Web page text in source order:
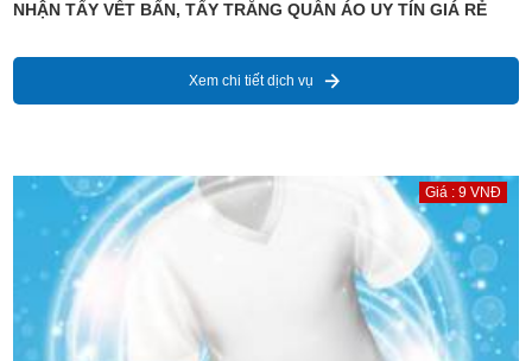
NHẬN TẨY VẾT BẨN, TẨY TRẮNG QUẦN ÁO UY TÍN GIÁ RẺ
Xem chi tiết dịch vụ
Giá : 9 VNĐ